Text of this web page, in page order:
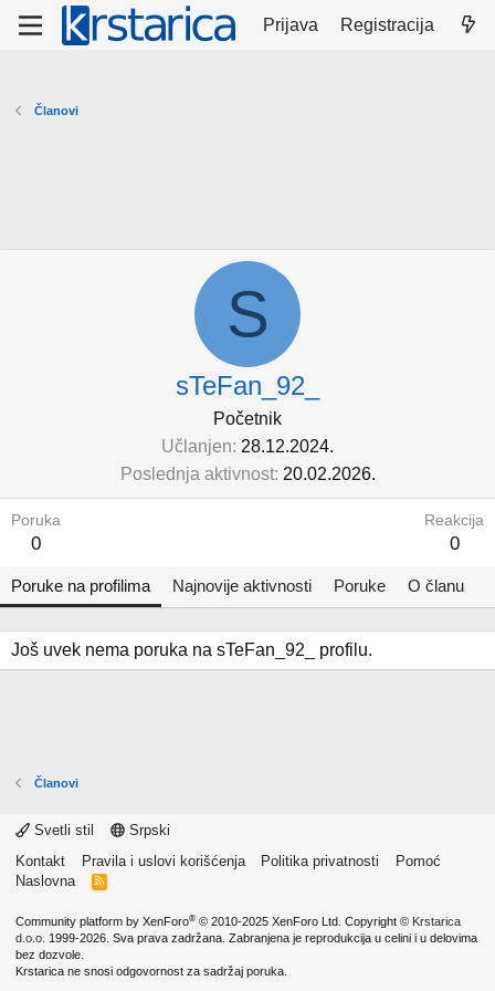
Prijava Registracija
Članovi
S
sTeFan_92_
Početnik
Učlanjen 28.12.2024.
Poslednja aktivnost 20.02.2026.
Poruka
0
Reakcija
0
Poruke na profilima Najnovije aktivnosti Poruke O članu
Još uvek nema poruka na sTeFan_92_ profilu.
Članovi
Svetli stil
Srpski
Kontakt
Pravila i uslovi korišćenja Politika privatnosti
Pomoć
Naslovna
R
Community platform by XenForo® © 2010-2025 XenForo Ltd. Copyright © Krstarica
d.o.o. 1999-2026. Sva prava zadržana. Zabranjena je reprodukcija u celini i u delovima
bez dozvole.
Krstarica ne snosi odgovornost za sadržaj poruka.